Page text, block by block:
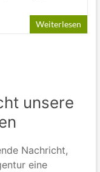
Weiterlesen
unsere
Nachricht,
eine